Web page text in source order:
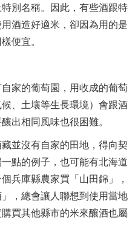
別名稱。因此，有些酒跟特
酒造好適米，卻因為用的是
便宜。
家的葡萄園，用收成的葡萄
、土壤等生長環境）會跟酒
出相同風味也很困難。
並沒有自家的田地，得向契
點的例子，也可能有北海道
兵庫縣農家買「山田錦」，
，總會讓人聯想到使用當地
買其他縣市的米來釀酒也屬